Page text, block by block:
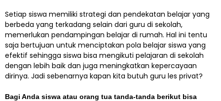
Setiap siswa memiliki strategi dan pendekatan belajar yang
berbeda yang terkadang selain dari guru di sekolah,
memerlukan pendampingan belajar di rumah. Hal ini tentu
saja bertujuan untuk menciptakan pola belajar siswa yang
efektif sehingga siswa bisa mengikuti pelajaran di sekolah
dengan lebih baik dan juga meningkatkan kepercayaan
dirinya. Jadi sebenarnya kapan kita butuh guru les privat?
Bagi Anda siswa atau orang tua tanda-tanda berikut bisa